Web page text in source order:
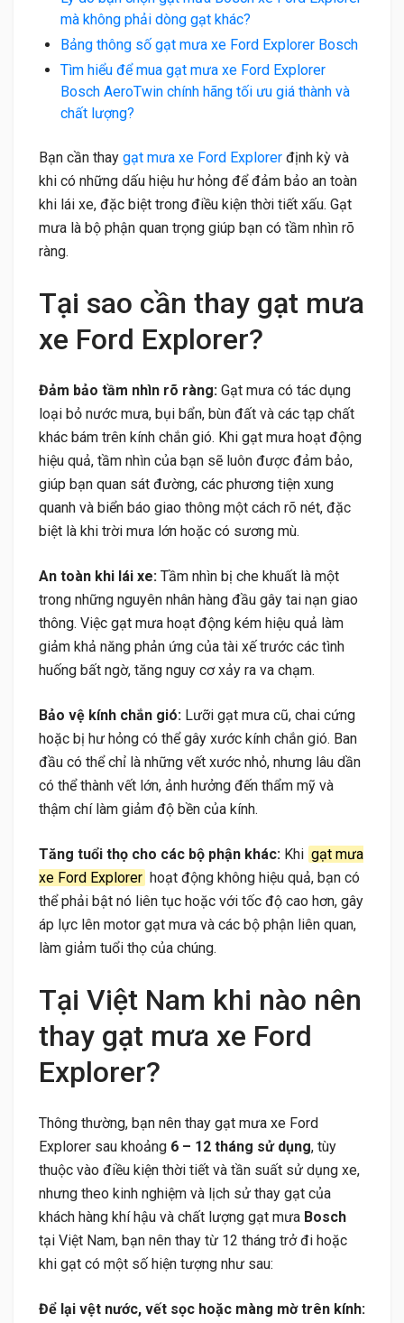
mà không phải dòng gạt khác?
Bảng thông số gạt mưa xe Ford Explorer Bosch
Tìm hiểu để mua gạt mưa xe Ford Explorer
Bosch AeroTwin chính hãng tối ưu giá thành và
chất lượng?
Bạn cần thay gạt mưa xe Ford Explorer định kỳ và
khi có những dấu hiệu hư hỏng để đảm bảo an toàn
khi lái xe, đặc biệt trong điều kiện thời tiết xấu. Gạt
mưa là bộ phận quan trọng giúp bạn có tầm nhìn rõ
ràng.
Tại sao cần thay gạt mưa
xe Ford Explorer?
Đảm bảo tầm nhìn rõ ràng: Gạt mưa có tác dụng
loại bỏ nước mưa, bụi bẩn, bùn đất và các tạp chất
khác bám trên kính chắn gió. Khi gạt mưa hoạt động
hiệu quả, tầm nhìn của bạn sẽ luôn được đảm bảo,
giúp bạn quan sát đường, các phương tiện xung
quanh và biển báo giao thông một cách rõ nét, đặc
biệt là khi trời mưa lớn hoặc có sương mù.
An toàn khi lái xe: Tầm nhìn bị che khuất là một
trong những nguyên nhân hàng đầu gây tai nạn giao
thông. Việc gạt mưa hoạt động kém hiệu quả làm
giảm khả năng phản ứng của tài xế trước các tình
huống bất ngờ, tăng nguy cơ xảy ra va chạm.
Bảo vệ kính chắn gió: Lưỡi gạt mưa cũ, chai cứng
hoặc bị hư hỏng có thể gây xước kính chắn gió. Ban
đầu có thể chỉ là những vết xước nhỏ, nhưng lâu dần
có thể thành vết lớn, ảnh hưởng đến thẩm mỹ và
thậm chí làm giảm độ bền của kính.
Tăng tuổi thọ cho các bộ phận khác: Khi gạt mưa
xe Ford Explorer hoạt động không hiệu quả, bạn có
thể phải bật nó liên tục hoặc với tốc độ cao hơn, gây
áp lực lên motor gạt mưa và các bộ phận liên quan,
làm giảm tuổi thọ của chúng.
Tại Việt Nam khi nào nên
thay gạt mưa xe Ford
Explorer?
Thông thường, bạn nên thay gạt mưa xe Ford
Explorer sau khoảng 6 – 12 tháng sử dụng, tùy
thuộc vào điều kiện thời tiết và tần suất sử dụng xe,
nhưng theo kinh nghiệm và lịch sử thay gạt của
khách hàng khí hậu và chất lượng gạt mưa Bosch
tại Việt Nam, bạn nên thay từ 12 tháng trở đi hoặc
khi gạt có một số hiện tượng như sau:
Để lại vệt nước, vết sọc hoặc màng mờ trên kính: